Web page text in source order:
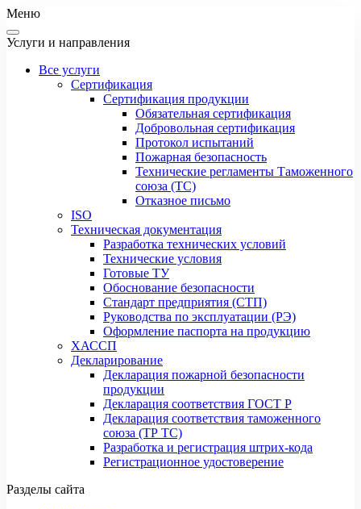
Меню
Услуги и направления
Все услуги
Сертификация
Сертификация продукции
Обязательная сертификация
Добровольная сертификация
Протокол испытаний
Пожарная безопасность
Технические регламенты Таможенного
союза (ТС)
Отказное письмо
ISO
Техническая документация
Разработка технических условий
Технические условия
Готовые ТУ
Обоснование безопасности
Стандарт предприятия (СТП)
Руководства по эксплуатации (РЭ)
Оформление паспорта на продукцию
ХАССП
Декларирование
Декларация пожарной безопасности
продукции
Декларация соответствия ГОСТ Р
Декларация соответствия таможенного
союза (ТР ТС)
Разработка и регистрация штрих-кода
Регистрационное удостоверение
Разделы сайта